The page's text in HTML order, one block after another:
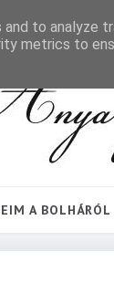
A BOLHÁRÓL
to analyze
metrics to